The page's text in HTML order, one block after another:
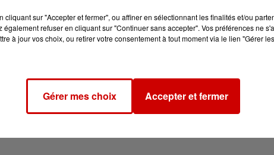
pour faire face à ce type de situations sont méconnus,
répondants ne savent pas s'il en existe dans leur
cliquant sur "Accepter et fermer", ou affiner en sélectionnant les finalités et/ou
également refuser en cliquant sur "Continuer sans accepter". Vos préférences ne
à jour vos choix, ou retirer votre consentement à tout moment via le lien "Gérer
Gérer mes choix Accepter et fermer